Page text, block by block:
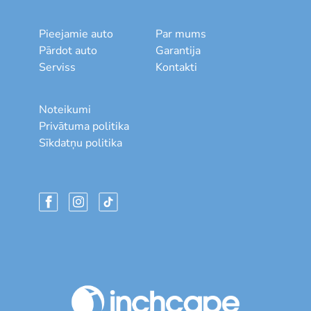
Pieejamie auto
Pārdot auto
Serviss
Par mums
Garantija
Kontakti
Noteikumi
Privātuma politika
Sīkdatņu politika